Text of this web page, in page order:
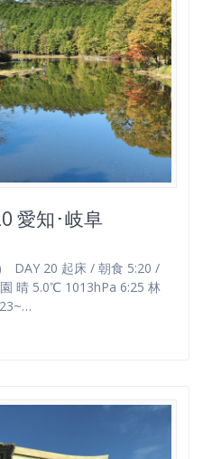
愛知･岐阜
DAY 20 起床 / 朝食 5:20 /
晴 5.0℃ 1013hPa 6:25 林